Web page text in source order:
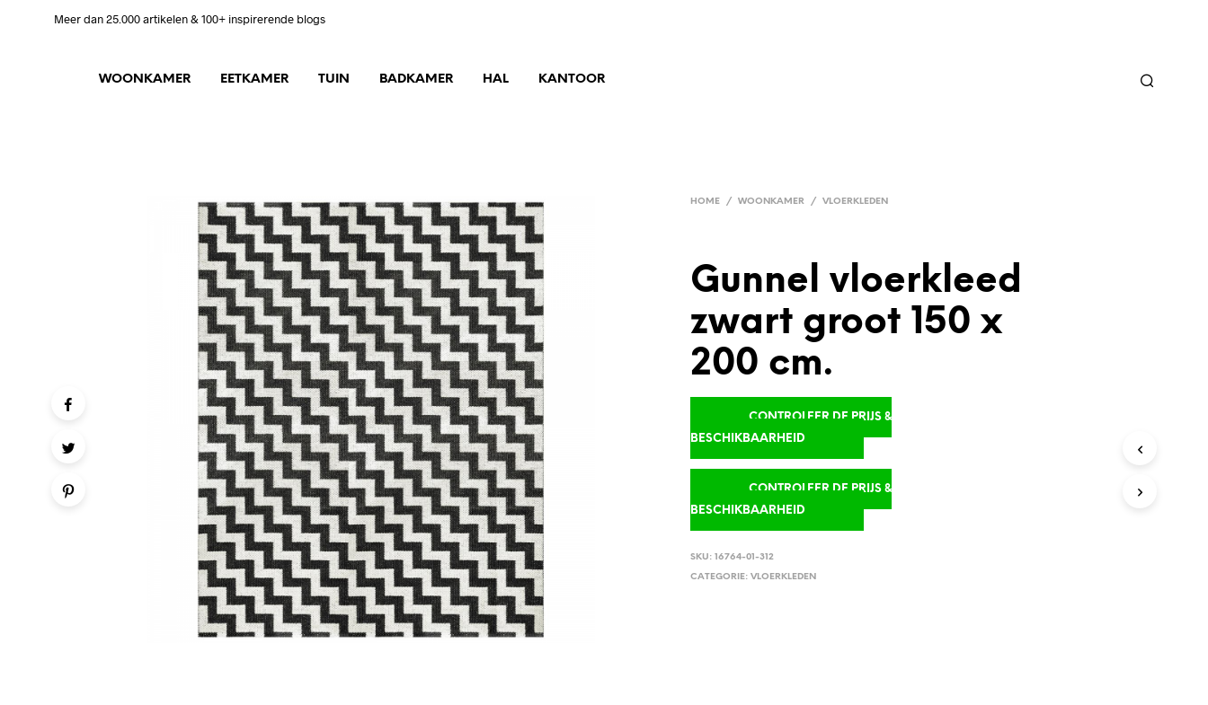
Meer dan 25.000 artikelen & 100+ inspirerende blogs
WOONKAMER EETKAMER TUIN BADKAMER HAL KANTOOR
HOME / WOONKAMER / VLOERKLEDEN
Gunnel vloerkleed
zwart groot 150 x
200 cm.
CONTROLEER DE PRIJS &
BESCHIKBAARHEID
CONTROLEER DE PRIJS &
BESCHIKBAARHEID
SKU:16764-01-312
CATEGORIE:VLOERKLEDEN